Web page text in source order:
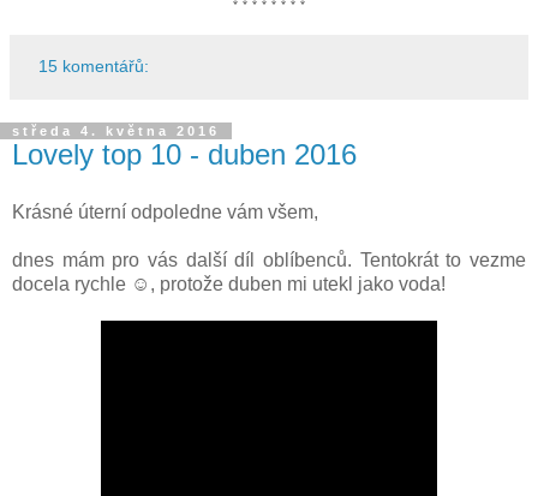
15 komentářů:
středa 4. května 2016
Lovely top 10 - duben 2016
Krásné úterní odpoledne vám všem,
dnes mám pro vás další díl oblíbenců. Tentokrát to vezme
docela rychle ☺, protože duben mi utekl jako voda!